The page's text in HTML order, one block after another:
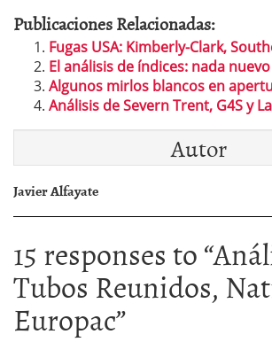
Publicaciones Relacionadas:
Fugas USA: Kimberly-Clark,
El análisis de índices: nada
Algunos mirlos blancos en
Análisis de Severn Trent, G4S y
Autor
Javier Alfayate
15 responses to “
Tubos Reunidos,
Europac”